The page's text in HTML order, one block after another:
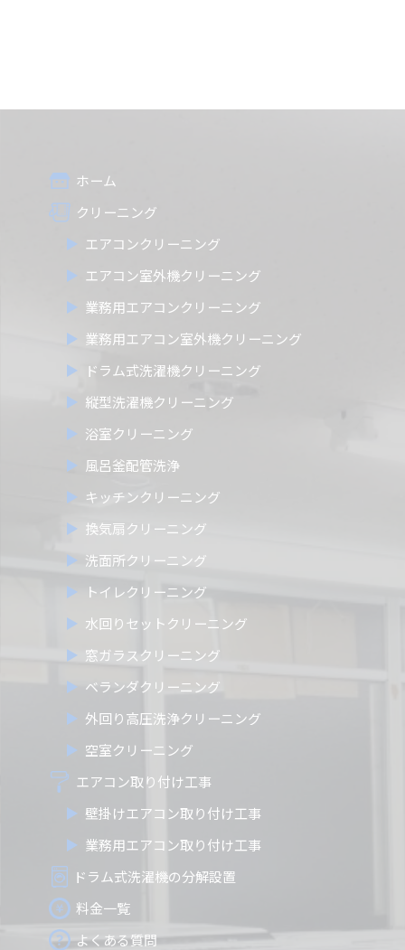
ホーム
クリーニング
エアコンクリーニング
エアコン室外機クリーニング
業務用エアコンクリーニング
業務用エアコン室外機クリーニング
ドラム式洗濯機クリーニング
縦型洗濯機クリーニング
浴室クリーニング
風呂釜配管洗浄
キッチンクリーニング
換気扇クリーニング
洗面所クリーニング
トイレクリーニング
水回りセットクリーニング
窓ガラスクリーニング
ベランダクリーニング
外回り高圧洗浄クリーニング
空室クリーニング
エアコン取り付け工事
壁掛けエアコン取り付け工事
業務用エアコン取り付け工事
ドラム式洗濯機の分解設置
料金一覧
よくある質問